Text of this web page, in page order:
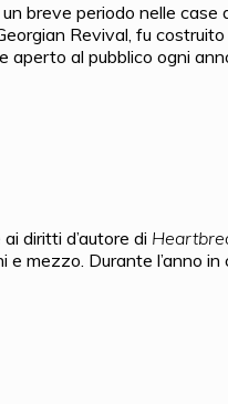
breve periodo nelle
Revival, fu
e aperto al pubblico ogni
diritti d’autore di
mezzo. Durante l’anno